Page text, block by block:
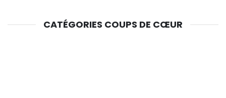
CATÉGORIES COUPS DE CŒUR